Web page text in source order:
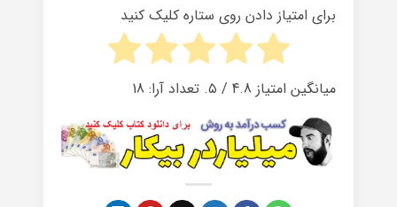
برای امتیاز دادن روی ستاره کلیک کنید
میانگین امتیاز 4.8/ ۵. تعداد آرا: 18